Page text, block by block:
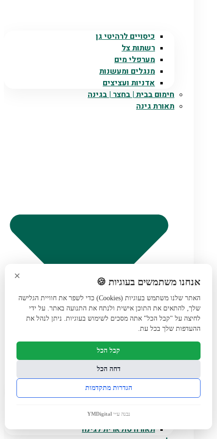
כיסויים לרהיטי גן
רשתות צל
מערפלי מים
מנגלים ומעשנות
אדניות ועציצים
חימום בבית | בחצר | בגינה
תאורת גינה
דוקרן תאורה 12V מתח נמוך
אביזרים להתקנת תאורת גינה
תאורה סולארית לגינה
× אנחנו משתמשים בעוגיות 🍪
האתר שלנו משתמש בעוגיות (Cookies) כדי לשפר את חוויית הגלישה
שלך, להתאים את התוכן אישית ולנתח את התנועה באתר. על ידי
לחיצה על "קבל הכל" אתה מסכים לשימוש בעוגיות. ניתן לנהל את
ההעדפות שלך בכל עת.
קבל הכל
דחה הכל
הגדרות מתקדמות
נבנה ע״יYMDigital